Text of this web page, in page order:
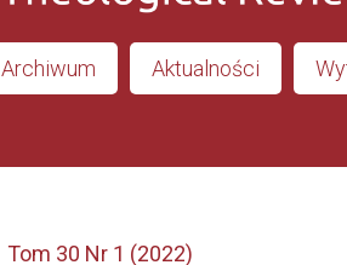
Archiwum Aktualności
Tom 30 Nr 1 (2022)